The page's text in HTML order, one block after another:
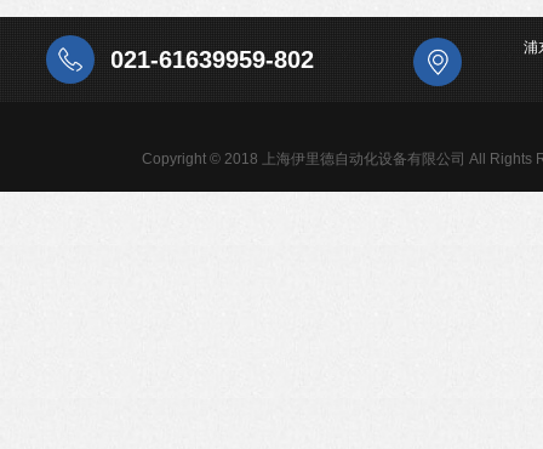
021-61639959-802 浦
Copyright © 2018 上海伊里德自动化设备有限公司 All Rights